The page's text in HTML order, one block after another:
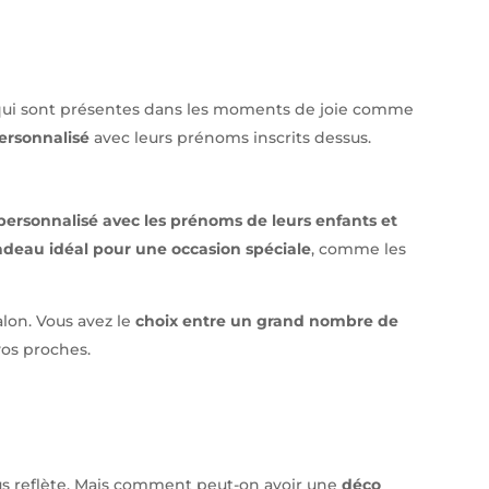
sont présentes dans les moments de joie comme
avec leurs prénoms inscrits dessus.
avec les prénoms de leurs enfants et
idéal pour une occasion spéciale, comme les
Vous avez lechoix entre un grand nombre de
proches.
reflète. Mais comment peut-on avoir unedéco